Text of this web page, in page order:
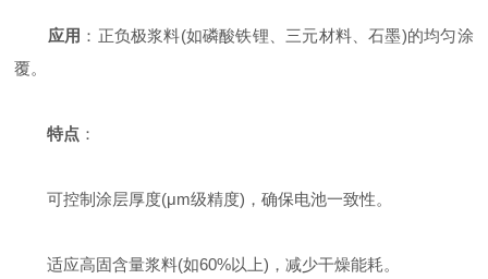
应用 ：正负极浆料(如磷酸铁锂、三元材料、石墨)的均匀涂
覆。
特点 ：
可控制涂层厚度(μm级精度)，确保电池一致性。
适应高固含量浆料(如60%以上)，减少干燥能耗。